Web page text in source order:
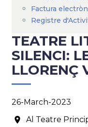
Factura
Registre
TEATRE
SILENCI:
LLORENÇ
26-March-2023
Al Teatre